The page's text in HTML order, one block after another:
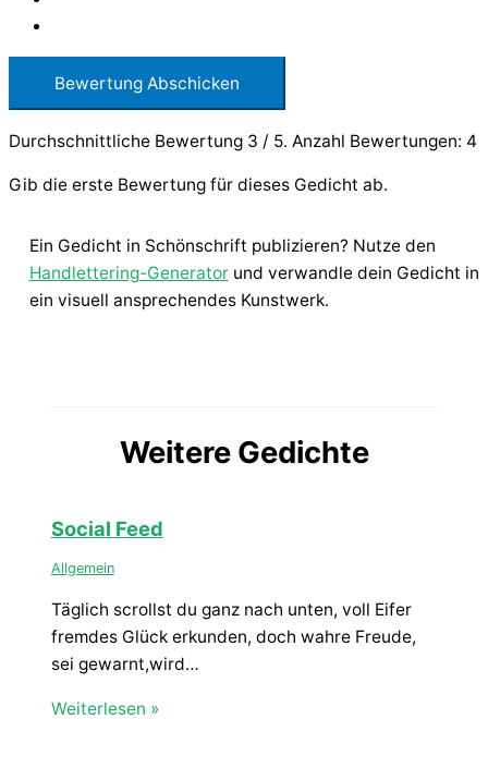
Bewertung Abschicken
Durchschnittliche Bewertung 3 / 5. Anzahl Bewertungen: 4
Gib die erste Bewertung für dieses Gedicht ab.
Ein Gedicht in Schönschrift publizieren? Nutze den
Handlettering-Generatorund verwandle dein Gedicht in
ein visuell ansprechendes Kunstwerk.
Weitere Gedichte
Social Feed
Allgemein
Täglich scrollst du ganz nach unten, voll Eifer
fremdes Glück erkunden, doch wahre Freude,
sei gewarnt,wird…
Weiterlesen »